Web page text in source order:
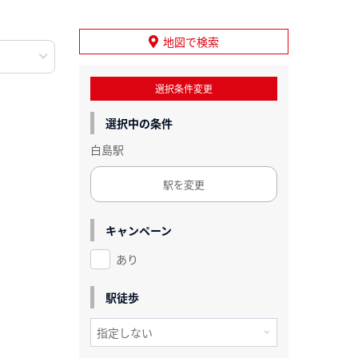
地図で検索
選択条件変更
選択中の条件
白島駅
駅を変更
キャンペーン
あり
駅徒歩